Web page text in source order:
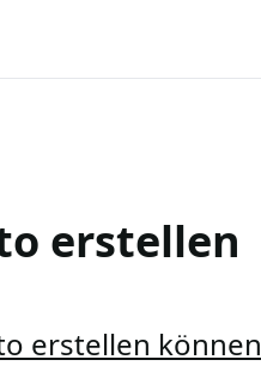
erstellen
erstellen können